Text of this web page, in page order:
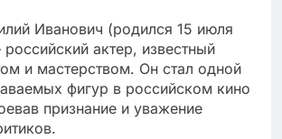
Иванович (родился 15 июля
актер, известный
и мастерством. Он стал одной
фигур в российском кино
признание и уважение